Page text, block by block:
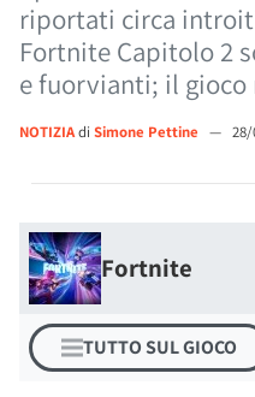
riportati circa
Fortnite Capitolo 2
e fuorvianti; il gioco
NOTIZIAdi Simone Pettine — 28/
Fortnite
TUTTO SUL GIOCO